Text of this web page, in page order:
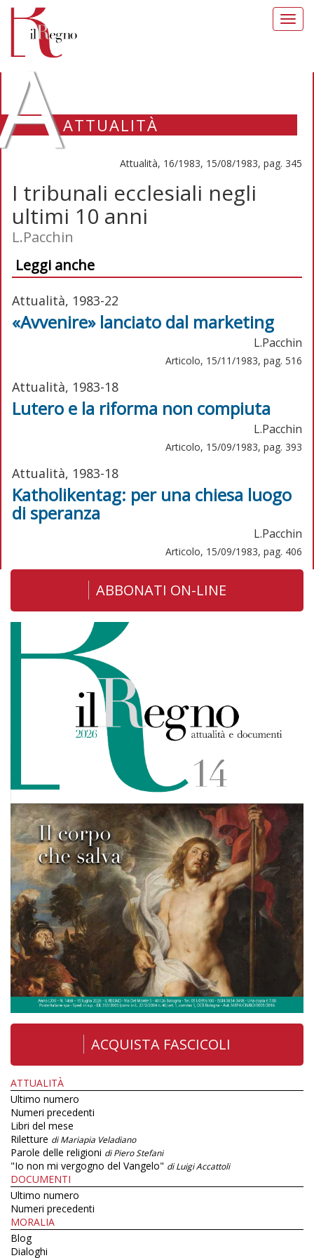
ATTUALITÀ
Attualità, 16/1983, 15/08/1983, pag. 345
I tribunali ecclesiali negli
ultimi 10 anni
L.Pacchin
Leggi anche
Attualità, 1983-22
«Avvenire» lanciato dal marketing
L.Pacchin
Articolo, 15/11/1983, pag. 516
Attualità, 1983-18
Lutero e la riforma non compiuta
L.Pacchin
Articolo, 15/09/1983, pag. 393
Attualità, 1983-18
Katholikentag: per una chiesa luogo
di speranza
L.Pacchin
Articolo, 15/09/1983, pag. 406
ABBONATI ON-LINE
ACQUISTA FASCICOLI
ATTUALITÀ
Ultimo numero
Numeri precedenti
Libri del mese
Riletture di Mariapia Veladiano
Parole delle religioni di Piero Stefani
"Io non mi vergogno del Vangelo" di Luigi Accattoli
DOCUMENTI
Ultimo numero
Numeri precedenti
MORALIA
Blog
Dialoghi